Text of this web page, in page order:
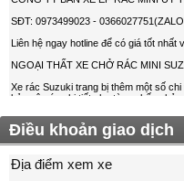
Điều khoản giao dịch
Địa điểm xem xe